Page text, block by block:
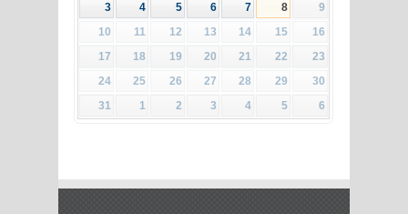
3
4 5 6 7 8
9
10
11 12 13 14 15
16
17
18 19 20 21 22
23
24
25 26 27 28 29
30
31
1 2 3 4 5 6